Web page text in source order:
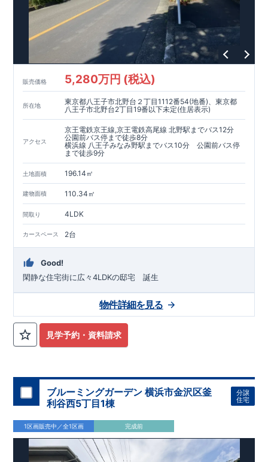
販売価格 5,280万円 (税込)
所在地
東京都八王子市北野台２丁目1112番54(地番)、東京都
八王子市北野台2丁目19番以下未定(住居表示)
アクセス
京王電鉄京王線,京王電鉄高尾線 北野駅までバス12分
公園前バス停まで徒歩8分
横浜線 八王子みなみ野駅までバス10分 公園前バス停
まで徒歩9分
土地面積 196.14㎡
建物面積 110.34㎡
間取り 4LDK
カースペース 2台
Good!
閑静な住宅街に広々4LDKの邸宅 誕生
見学予約・資料請求
物件詳細を見る
ブルーミングガーデン 横浜市金沢区釜
利谷西5丁目1棟
分譲
住宅
1区画販売中／全1区画 完成前